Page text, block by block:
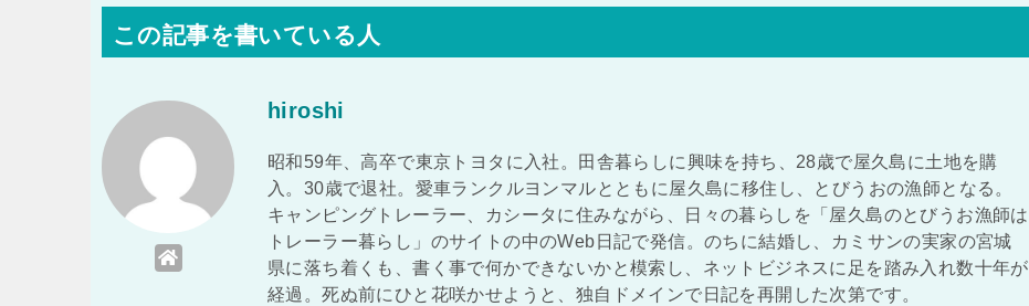
この記事を書いている人
hiroshi
昭和59年、高卒で東京トヨタに入社。田舎暮らしに興味を持ち、28歳で屋久島に土地を購
入。30歳で退社。愛車ランクルヨンマルとともに屋久島に移住し、とびうおの漁師となる。
キャンピングトレーラー、カシータに住みながら、日々の暮らしを「屋久島のとびうお漁師は
トレーラー暮らし」のサイトの中のWeb日記で発信。のちに結婚し、カミサンの実家の宮城
県に落ち着くも、書く事で何かできないかと模索し、ネットビジネスに足を踏み入れ数十年が
経過。死ぬ前にひと花咲かせようと、独自ドメインで日記を再開した次第です。